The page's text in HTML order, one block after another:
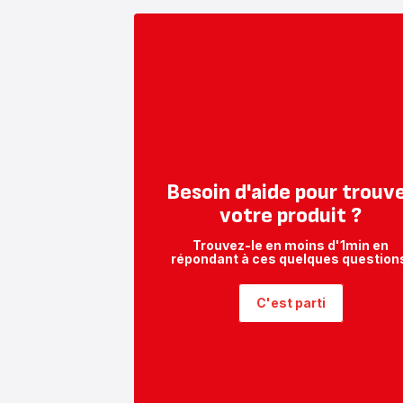
Besoin d'aide pour
votre produit ?
Trouvez-le en moins d'1min en
répondant à ces quelques
C'est parti